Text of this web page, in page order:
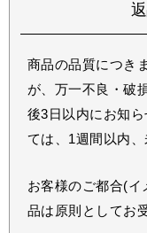
商品の品質につき
が、万一不良・破
後3日以内にお知
ては、1週間以内、
お客様のご都合(イ
品は原則としてお